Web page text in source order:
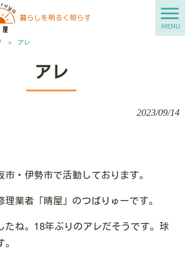
MENU
> アレ
アレ
2023/09/14
市・伊勢市で活動しております。
理業者「晴屋」のつばりゅーです。
たね。18年ぶりのアレだそうです。球